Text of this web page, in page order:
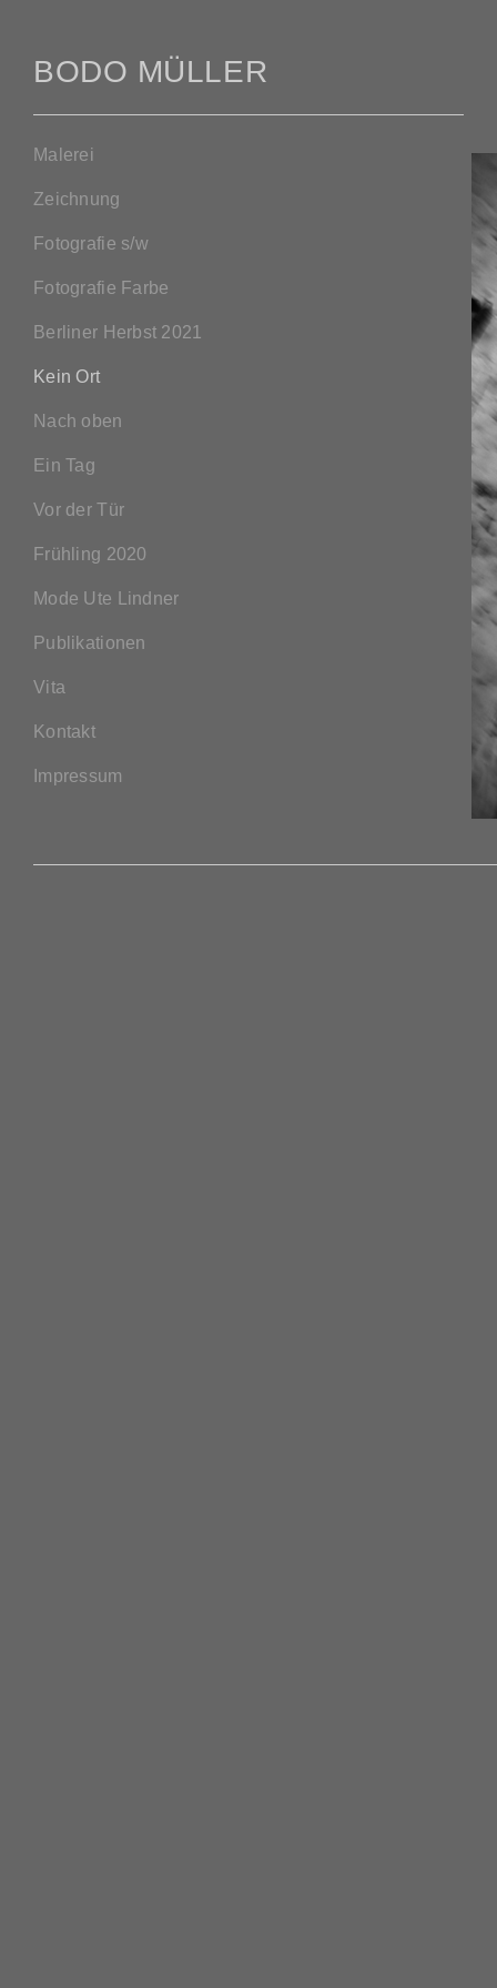
BODO MÜLLER
Malerei
Zeichnung
Fotografie s/w
Fotografie Farbe
Berliner Herbst 2021
Kein Ort
Nach oben
Ein Tag
Vor der Tür
Frühling 2020
Mode Ute Lindner
Publikationen
Vita
Kontakt
Impressum